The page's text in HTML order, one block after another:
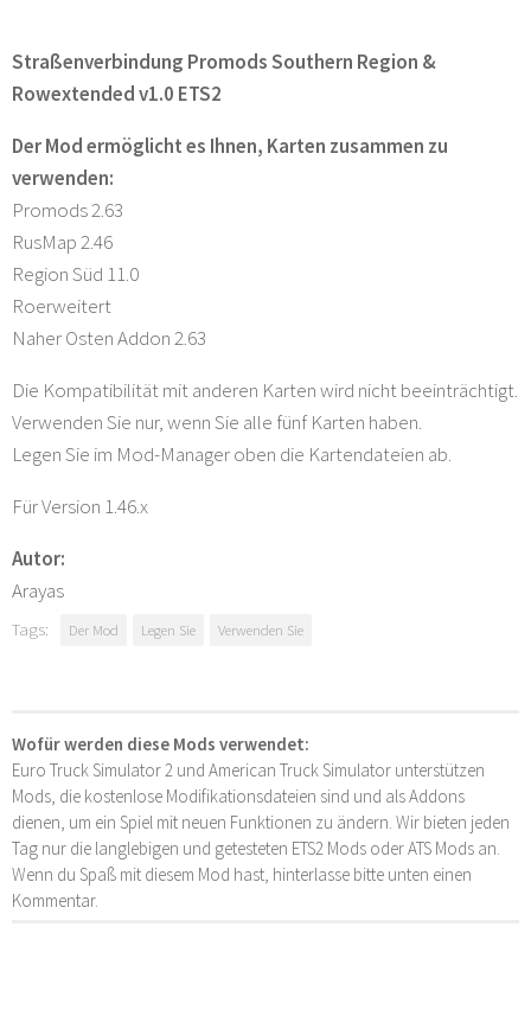
Straßenverbindung Promods Southern Region &
Rowextended v1.0 ETS2
Der Mod ermöglicht es Ihnen, Karten zusammen zu
verwenden:
Promods 2.63
RusMap 2.46
Region Süd 11.0
Roerweitert
Naher Osten Addon 2.63
Die Kompatibilität mit anderen Karten wird nicht beeinträchtigt.
Verwenden Sie nur, wenn Sie alle fünf Karten haben.
Legen Sie im Mod-Manager oben die Kartendateien ab.
Für Version 1.46.x
Autor:
Arayas
Tags: Der Mod Legen Sie Verwenden Sie
Wofür werden diese Mods verwendet:
Euro Truck Simulator 2 und American Truck Simulator unterstützen
Mods, die kostenlose Modifikationsdateien sind und als Addons
dienen, um ein Spiel mit neuen Funktionen zu ändern. Wir bieten jeden
Tag nur die langlebigen und getesteten ETS2 Mods oder ATS Mods an.
Wenn du Spaß mit diesem Mod hast, hinterlasse bitte unten einen
Kommentar.